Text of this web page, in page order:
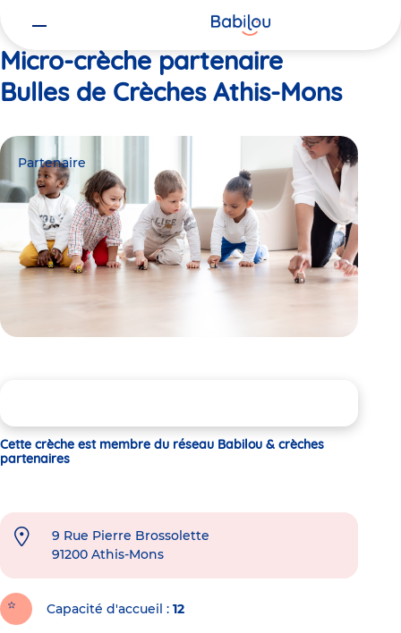
Micro-crèche partenaire
Bulles de Crèches Athis-Mons
Partenaire
Cette crèche est membre du réseau Babilou & crèches
partenaires
9 Rue Pierre Brossolette
91200 Athis-Mons
Capacité d'accueil 12